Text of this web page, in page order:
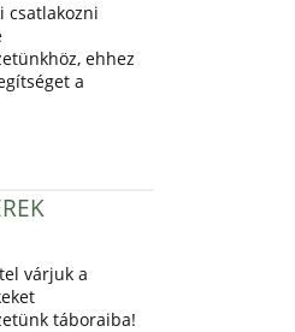
csatlakozni
ehhez
a
várjuk a
táboraiba!